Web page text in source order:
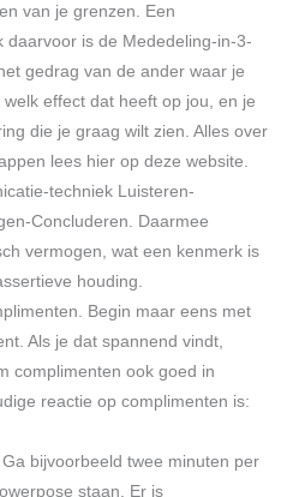
van je grenzen. Een
daarvoor is de Mededeling-in-3-
gedrag van de ander waar je
effect dat heeft op jou, en je
die je graag wilt zien. Alles over
lees hier op deze website.
techniek Luisteren-
Concluderen. Daarmee
vermogen, wat een kenmerk is
houding.
Begin maar eens met
Als je dat spannend vindt,
complimenten ook goed in
reactie op complimenten is:
bijvoorbeeld twee minuten per
staan. Er is